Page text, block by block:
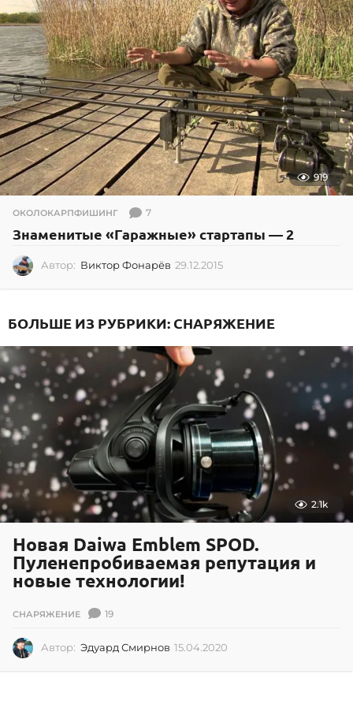
2
5
919
ОКОЛОКАРПФИШИНГ 7
Знаменитые «Гаражные» стартапы — 2
Автор: Виктор Фонарёв 29.12.2015
7
0
2
6
БОЛЬШЕ ИЗ РУБРИКИ: СНАРЯЖЕНИЕ
2.1k
Новая Daiwa Emblem SPOD.
Пуленепробиваемая репутация и
новые технологии!
СНАРЯЖЕНИЕ 19
Автор: Эдуард Смирнов 15.04.2020